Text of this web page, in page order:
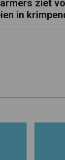
ziet
in